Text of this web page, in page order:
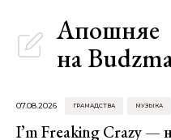
Апошняе
на
07.08.2026 ГРАМАДСТВА МУЗЫКА
I’m Freaking Crazy —